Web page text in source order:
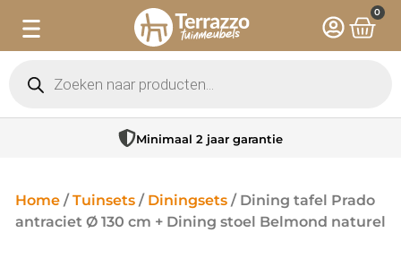
0
Minimaal 2 jaar garantie
Home / Tuinsets / Diningsets / Dining tafel Prado
antraciet Ø 130 cm + Dining stoel Belmond naturel